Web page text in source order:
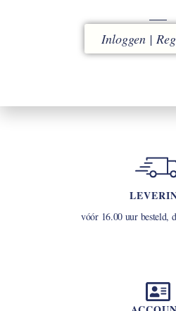
41028-101 SHORTY
Shorty Ondergoed.
vóór 16.00 uur besteld,
Inloggen |